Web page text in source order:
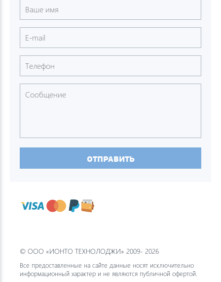
ОТПРАВИТЬ
© ООО «ИОНТО ТЕХНОЛОДЖИ» 2009- 2026
Все предоставленные на сайте данные носят исключительно
информационный характер и не являются публичной офертой.